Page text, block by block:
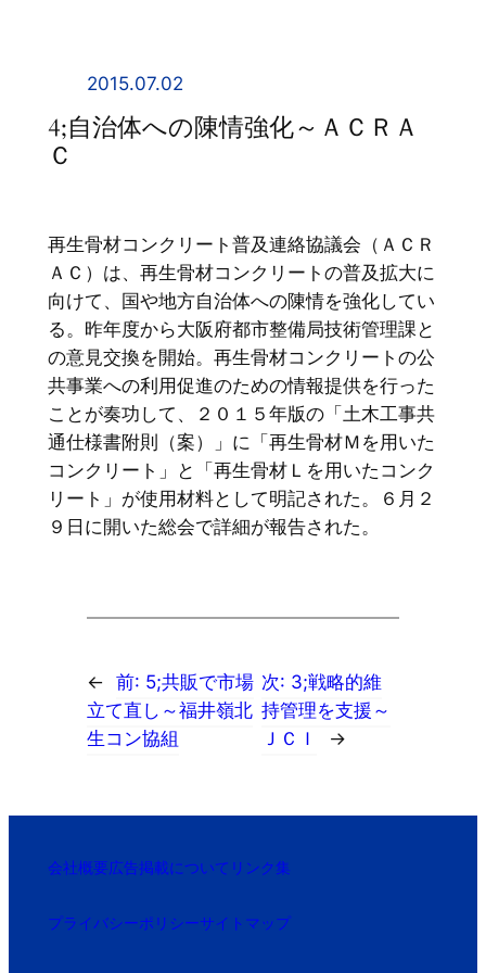
2015.07.02
4;自治体への陳情強化～ＡＣＲＡ
Ｃ
再生骨材コンクリート普及連絡協議会（ＡＣＲ
ＡＣ）は、再生骨材コンクリートの普及拡大に
向けて、国や地方自治体への陳情を強化してい
る。昨年度から大阪府都市整備局技術管理課と
の意見交換を開始。再生骨材コンクリートの公
共事業への利用促進のための情報提供を行った
ことが奏功して、２０１５年版の「土木工事共
通仕様書附則（案）」に「再生骨材Ｍを用いた
コンクリート」と「再生骨材Ｌを用いたコンク
リート」が使用材料として明記された。６月２
９日に開いた総会で詳細が報告された。
← 前: 5;共販で市場
立て直し～福井嶺北
生コン協組
次: 3;戦略的維
持管理を支援～
ＪＣＩ
→
会社概要広告掲載について リンク集
プライバシーポリシーサイトマップ